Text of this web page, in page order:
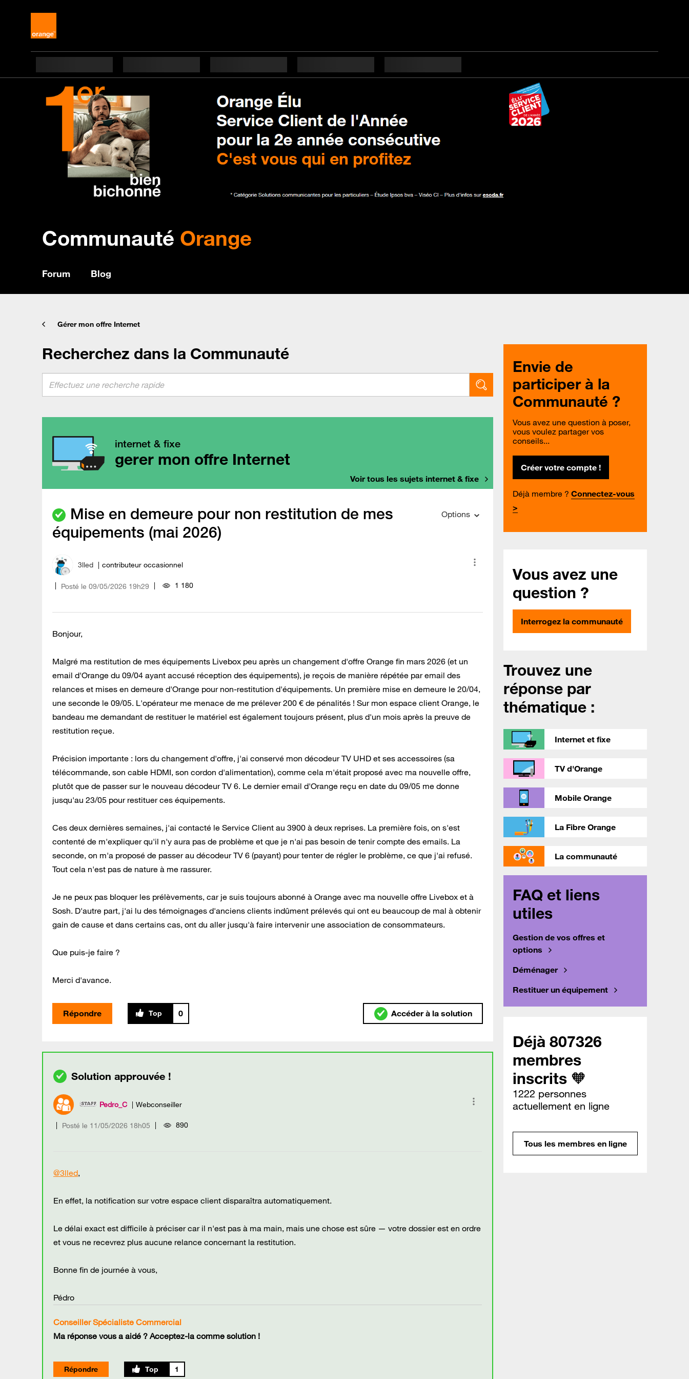
Communauté Orange
Forum Blog
Gérer mon offre Internet
Recherchez dans la Communauté
internet & fixe
gerer mon offre Internet
Voir tous les sujets internet & fixe
Mise en demeure pour non restitution de mes
équipements (mai 2026)
Options
3lled contributeur occasionnel
Posté le ‎09/05/2026 19h29 1 180
Bonjour,
Malgré ma restitution de mes équipements Livebox peu après un changement d'offre Orange fin mars 2026 (et un
email d'Orange du 09/04 ayant accusé réception des équipements), je reçois de manière répétée par email des
relances et mises en demeure d'Orange pour non-restitution d'équipements. Un première mise en demeure le 20/04,
une seconde le 09/05. L'opérateur me menace de me prélever 200 € de pénalités ! Sur mon espace client Orange, le
bandeau me demandant de restituer le matériel est également toujours présent, plus d'un mois après la preuve de
restitution reçue.
Précision importante : lors du changement d'offre, j'ai conservé mon décodeur TV UHD et ses accessoires (sa
télécommande, son cable HDMI, son cordon d'alimentation), comme cela m'était proposé avec ma nouvelle offre,
plutôt que de passer sur le nouveau décodeur TV 6. Le dernier email d'Orange reçu en date du 09/05 me donne
jusqu'au 23/05 pour restituer ces équipements.
Ces deux dernières semaines, j'ai contacté le Service Client au 3900 à deux reprises. La première fois, on s'est
contenté de m'expliquer qu'il n'y aura pas de problème et que je n'ai pas besoin de tenir compte des emails. La
seconde, on m'a proposé de passer au décodeur TV 6 (payant) pour tenter de régler le problème, ce que j'ai refusé.
Tout cela n'est pas de nature à me rassurer.
Je ne peux pas bloquer les prélèvements, car je suis toujours abonné à Orange avec ma nouvelle offre Livebox et à
Sosh. D'autre part, j'ai lu des témoignages d'anciens clients indûment prélevés qui ont eu beaucoup de mal à obtenir
gain de cause et dans certains cas, ont du aller jusqu'à faire intervenir une association de consommateurs.
Que puis-je faire ?
Merci d'avance.
Répondre 0 Accéder à la solution
Pedro_C Webconseiller
Posté le ‎11/05/2026 18h05 890
@3lled,
En effet, la notification sur votre espace client disparaîtra automatiquement.
Le délai exact est difficile à préciser car il n'est pas à ma main, mais une chose est sûre — votre dossier est en ordre
et vous ne recevrez plus aucune relance concernant la restitution.
Bonne fin de journée à vous,
Pédro
Conseiller Spécialiste Commercial
Ma réponse vous a aidé ? Acceptez-la comme solution !
Répondre 1
Envie de
participer à la
Communauté ?
Vous avez une question à poser,
vous voulez partager vos
conseils...
Créer votre compte !
Déjà membre ? Connectez-vous
>
Vous avez une
question ?
Interrogez la communauté
Trouvez une
réponse par
thématique :
Internet et fixe
TV d'Orange
Mobile Orange
La Fibre Orange
La communauté
FAQ et liens
utiles
Gestion de vos offres et
options
Déménager
Restituer un équipement
Déjà 807326
membres
inscrits 🧡
1222 personnes
actuellement en ligne
Tous les membres en ligne